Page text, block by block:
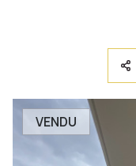
VENDU